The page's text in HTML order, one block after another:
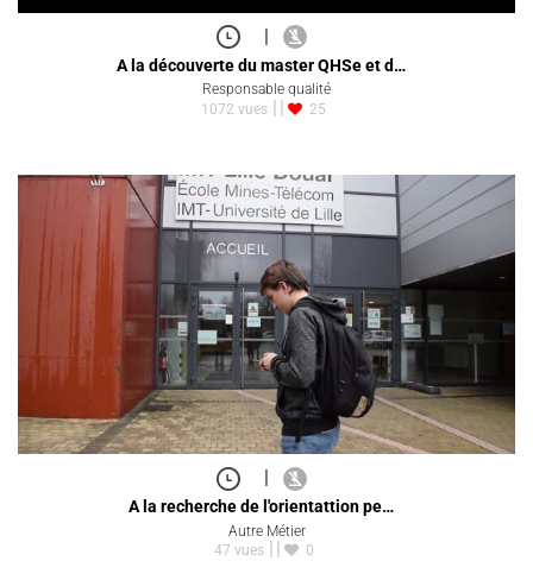
|
A la découverte du master QHSe et d…
Responsable qualité
1072 vues
25
|
A la recherche de l'orientattion pe…
Autre Métier
47 vues
0